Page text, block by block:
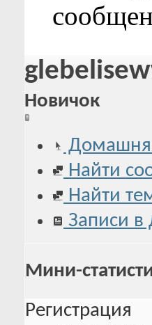
Новичок
Найти
Найти
Записи в
Мини-
Регистрация